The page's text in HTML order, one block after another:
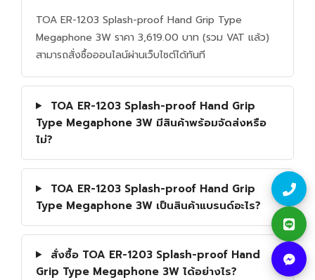
TOA ER-1203 Splash-proof Hand Grip Type
Megaphone 3W ราคา 3,619.00 บาท (รวม VAT แล้ว)
สามารถสั่งซื้อออนไลน์ผ่านเว็บไซต์ได้ทันที
TOA ER-1203 Splash-proof Hand Grip
Type Megaphone 3W มีสินค้าพร้อมจัดส่งหรือ
ไม่?
TOA ER-1203 Splash-proof Hand Grip
Type Megaphone 3W เป็นสินค้าแบรนด์อะไร?
สั่งซื้อ TOA ER-1203 Splash-proof Hand
Grip Type Megaphone 3W ได้อย่างไร?